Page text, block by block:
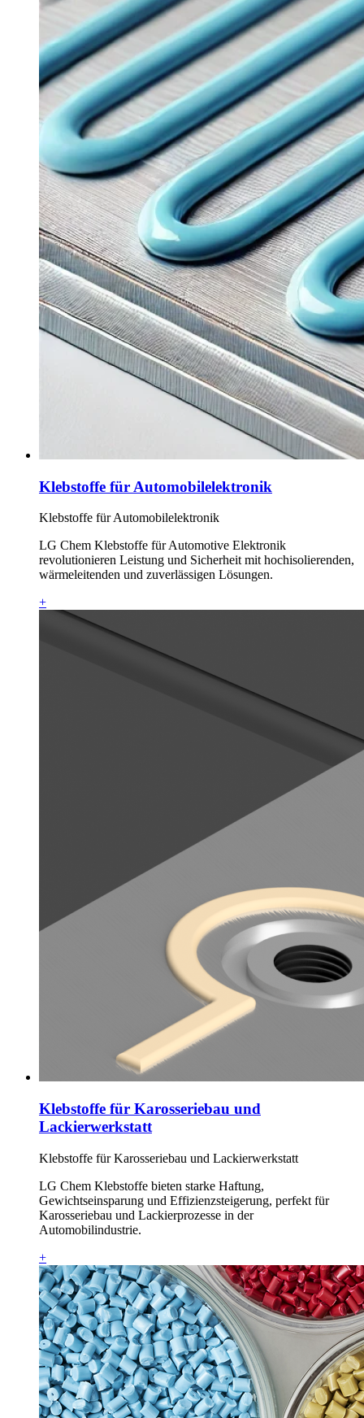
Klebstoffe für Automobilelektronik
Klebstoffe für Automobilelektronik
LG Chem Klebstoffe für Automotive Elektronik
revolutionieren Leistung und Sicherheit mit hochisolierenden,
wärmeleitenden und zuverlässigen Lösungen.
+
Klebstoffe für Karosseriebau und
Lackierwerkstatt
Klebstoffe für Karosseriebau und Lackierwerkstatt
LG Chem Klebstoffe bieten starke Haftung,
Gewichtseinsparung und Effizienzsteigerung, perfekt für
Karosseriebau und Lackierprozesse in der
Automobilindustrie.
+